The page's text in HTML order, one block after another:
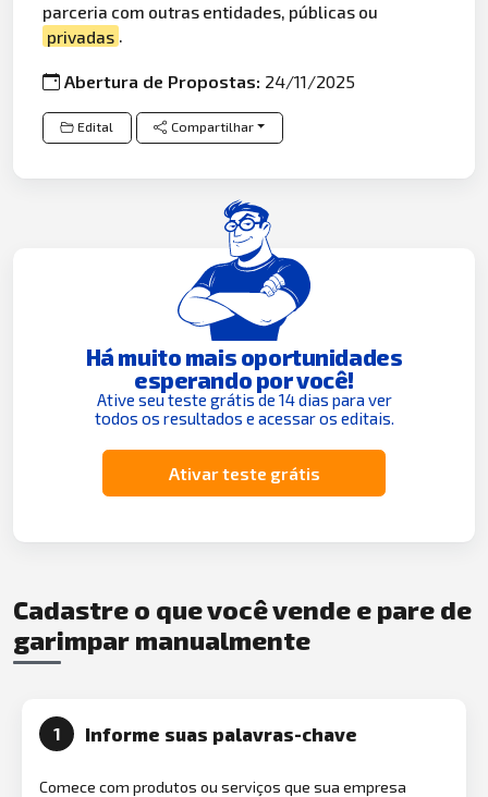
parceria com outras entidades, públicas ou
privadas .
Abertura de Propostas: 24/11/2025
Edital Compartilhar
Há muito mais oportunidades
esperando por você!
Ative seu teste grátis de 14 dias para ver
todos os resultados e acessar os editais.
Ativar teste grátis
Cadastre o que você vende e pare de
garimpar manualmente
1 Informe suas palavras-chave
Comece com produtos ou serviços que sua empresa